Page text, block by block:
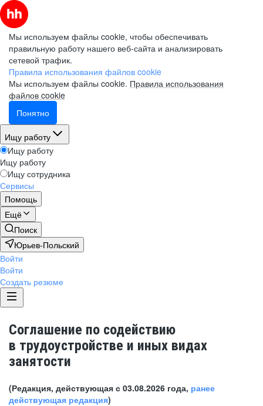
Мы используем файлы cookie, чтобы обеспечивать
правильную работу нашего веб-сайта и анализировать
сетевой трафик.
Правила использования файлов cookie
Мы используем файлы cookie. Правила использования
файлов cookie
Понятно
Ищу работу
Ищу работу
Ищу работу
Ищу сотрудника
Сервисы
Помощь
Ещё
Поиск
Юрьев-Польский
Войти
Войти
Создать резюме
Соглашение по содействию
в трудоустройстве и иных видах
занятости
(Редакция, действующая с 03.08.2026 года, ранее
действующая редакция)